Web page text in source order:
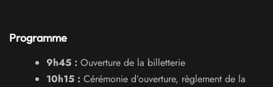
Programme
9h45 : Ouverture de la billetterie
10h15 : Cérémonie d’ouverture, règlement de la